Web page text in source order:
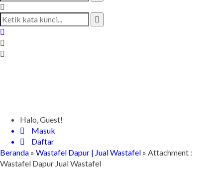
Halo, Guest!
Masuk
Daftar
Beranda » Wastafel Dapur | Jual Wastafel » Attachment :
Wastafel Dapur Jual Wastafel